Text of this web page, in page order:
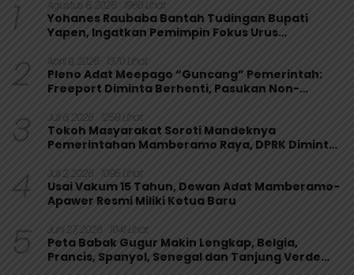
1 Agustus 6, 2026 1966 Lihat
Yohanes Raubaba Bantah Tudingan Bupati
Yapen, Ingatkan Pemimpin Fokus Urus
2 April 9, 2026 1370 Lihat
Pleno Adat Meepago “Guncang” Pemerintah:
Freeport Diminta Berhenti, Pasukan Non-
3 Juli 6, 2026 1259 Lihat
Tokoh Masyarakat Soroti Mandeknya
Pemerintahan Mamberamo Raya, DPRK Diminta
4 Juli 2, 2026 1095 Lihat
Usai Vakum 15 Tahun, Dewan Adat Mamberamo-
Apawer Resmi Miliki Ketua Baru
5 Juni 27, 2026 1041 Lihat
Peta Babak Gugur Makin Lengkap, Belgia,
Prancis, Spanyol, Senegal dan Tanjung Verde